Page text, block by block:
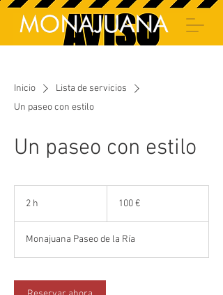
Inicio
Lista de servicios
Un paseo con estilo
Un paseo con estilo
2 h 100 €
Monajuana Paseo de la Ría